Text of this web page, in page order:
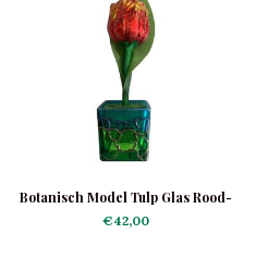
Botanisch Model Tulp Glas Rood-
Geel Glans
€42,00